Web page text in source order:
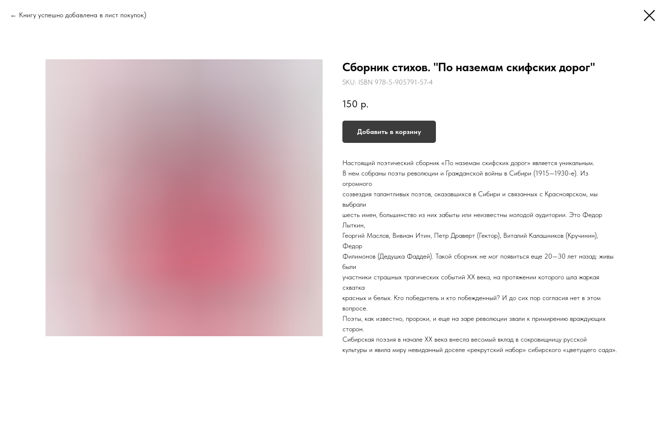
Книгу успешно добавлена в лист покупок)
Сборник стихов. "По наземам скифских дорог"
SKU: ISBN 978-5-905791-57-4
150 р.
Добавить в корзину
Настоящий поэтический сборник «По наземам скифских дорог» является уникальным.
В нем собраны поэты революции и Гражданской войны в Сибири (1915—1930-е). Из
огромного
созвездия талантливых поэтов, оказавшихся в Сибири и связанных с Красноярском, мы
выбрали
шесть имен, большинство из них забыты или неизвестны молодой аудитории. Это Федор
Лыткин,
Георгий Маслов, Вивиан Итин, Петр Драверт (Гектор), Виталий Калашников (Кручинин),
Федор
Филимонов (Дедушка Фаддей). Такой сборник не мог появиться еще 20—30 лет назад: живы
были
участники страшных трагических событий XX века, на протяжении которого шла жаркая
схватка
красных и белых. Кто победитель и кто побежденный? И до сих пор согласия нет в этом
вопросе.
Поэты, как известно, пророки, и еще на заре революции звали к примирению враждующих
сторон.
Сибирская поэзия в начале XX века внесла весомый вклад в сокровищницу русской
культуры и явила миру невиданный доселе «рекрутский набор» сибирского «цветущего сада».